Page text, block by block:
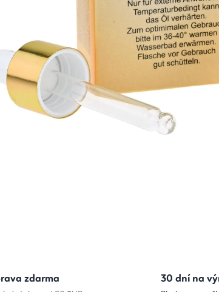
zdarma 30 dní na